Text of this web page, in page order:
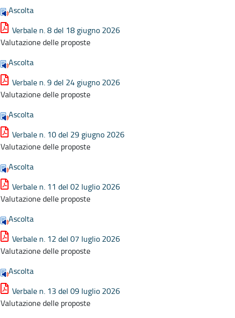
Ascolta
Verbale n. 8 del 18 giugno 2026
Valutazione delle proposte
Ascolta
Verbale n. 9 del 24 giugno 2026
Valutazione delle proposte
Ascolta
Verbale n. 10 del 29 giugno 2026
Valutazione delle proposte
Ascolta
Verbale n. 11 del 02 luglio 2026
Valutazione delle proposte
Ascolta
Verbale n. 12 del 07 luglio 2026
Valutazione delle proposte
Ascolta
Verbale n. 13 del 09 luglio 2026
Valutazione delle proposte